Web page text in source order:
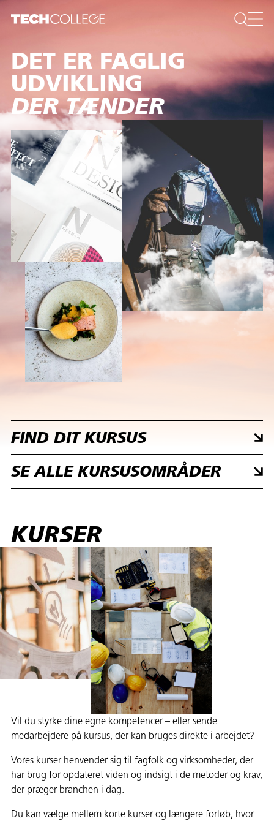
DET ER FAGLIG
UDVIKLING
DER TÆNDER
FIND DIT KURSUS
SE ALLE KURSUSOMRÅDER
KURSER
Vil du styrke dine egne kompetencer – eller sende
medarbejdere på kursus, der kan bruges direkte i arbejdet?
Vores kurser henvender sig til fagfolk og virksomheder, der
har brug for opdateret viden og indsigt i de metoder og krav,
der præger branchen i dag.
Du kan vælge mellem korte kurser og længere forløb, hvor